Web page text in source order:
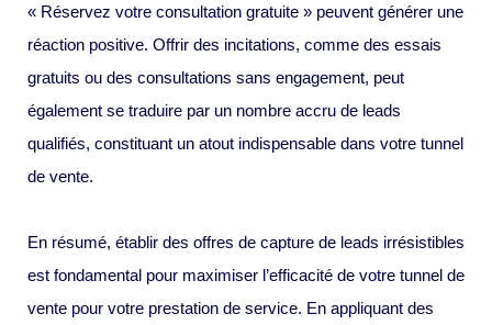
« Réservez votre consultation gratuite » peuvent générer une
réaction positive. Offrir des incitations, comme des essais
gratuits ou des consultations sans engagement, peut
également se traduire par un nombre accru de leads
qualifiés, constituant un atout indispensable dans votre tunnel
de vente.
En résumé, établir des offres de capture de leads irrésistibles
est fondamental pour maximiser l’efficacité de votre tunnel de
vente pour votre prestation de service. En appliquant des